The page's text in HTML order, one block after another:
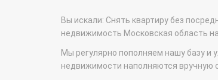
Вы искали: Снять квартиру без
недвижимость Московская область
Мы регулярно пополняем нашу базу и
недвижимости наполняются вручную